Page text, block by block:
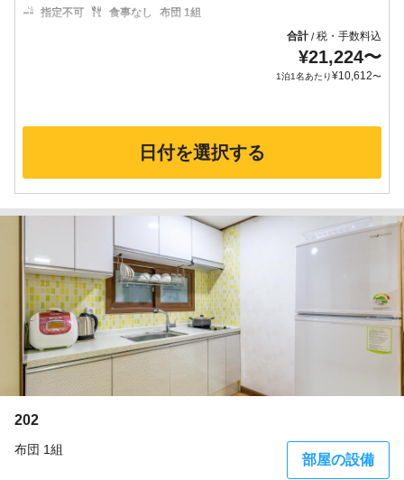
指定不可 食事なし
布団 1組
合計/税・手数料込
¥21,224〜
1泊1名あたり¥10,612〜
日付を選択する
202
布団 1組
部屋の設備